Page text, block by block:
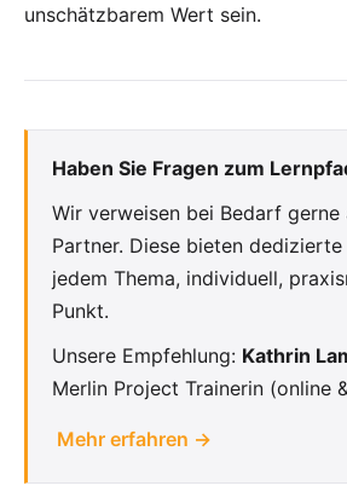
unschätzbarem Wert sein.
Haben Sie Fragen zum
Wir verweisen bei Bedarf gerne
Partner. Diese bieten dedizierte
jedem Thema, individuell,
Punkt.
Unsere Empfehlung: Kathrin
Merlin Project Trainerin (online
Mehr erfahren →